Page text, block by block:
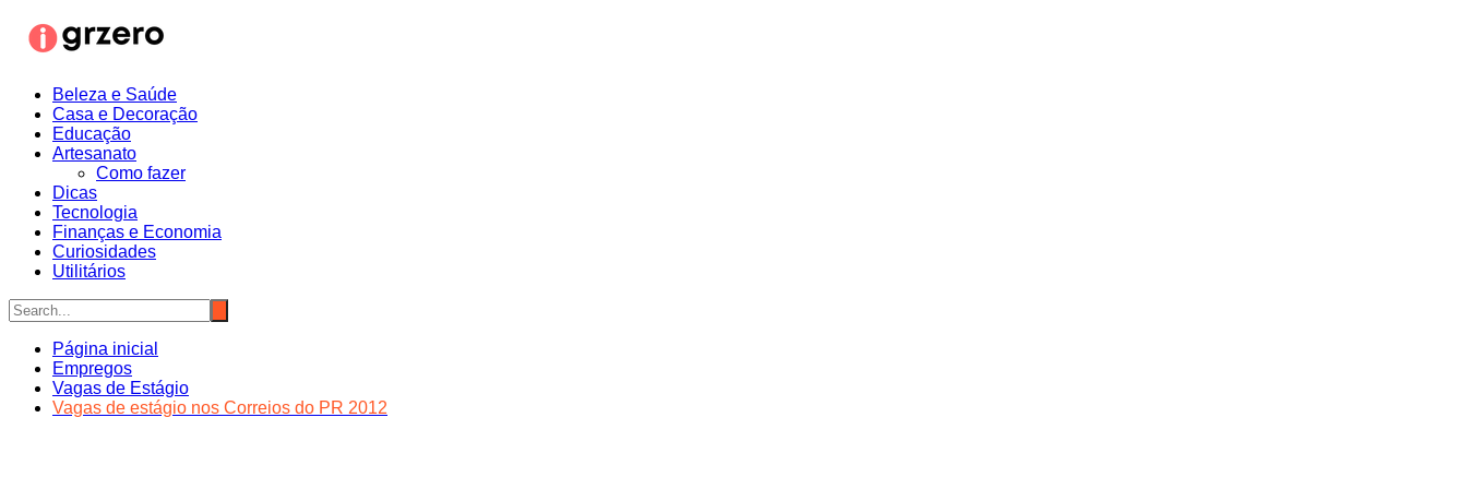
para
Beleza e Saúde
Casa e Decoração
Educação
Artesanato
Como fazer
Dicas
Tecnologia
Finanças e Economia
Curiosidades
Utilitários
Página inicial
Empregos
Vagas de Estágio
Vagas de estágio nos Correios do PR 2012